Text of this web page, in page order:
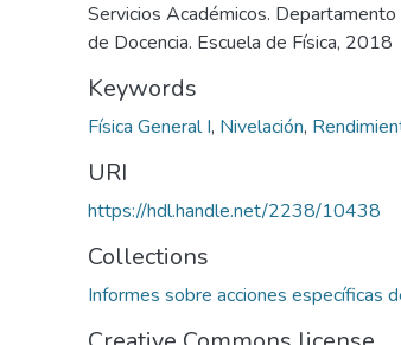
Servicios Académicos.
de Docencia. Escuela de Física, 2018
Keywords
Física General I, Nivelación,
URI
https://hdl.handle.net/2238/10438
Collections
Informes sobre acciones específicas